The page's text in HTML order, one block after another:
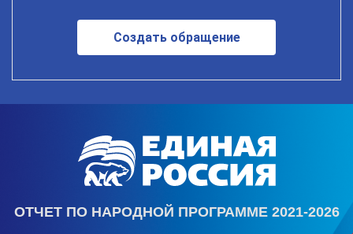
Создать обращение
ОТЧЕТ ПО НАРОДНОЙ ПРОГРАММЕ 2021-2026